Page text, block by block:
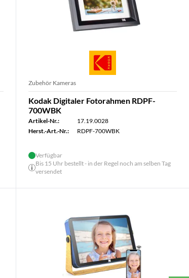
Zubehör Kameras
Kodak Digitaler Fotorahmen RDPF-
700WBK
Artikel-Nr.:
17.19.0028
Herst.-Art.-Nr.:
RDPF-700WBK
Verfügbar
Bis 15 Uhr bestellt - in der Regel noch am selben Tag
versendet